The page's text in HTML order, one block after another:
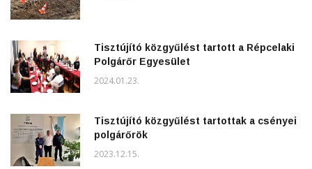
Tisztújító közgyűlést tartott a Répcelaki
Polgárőr Egyesület
2024.01.23.
Tisztújító közgyűlést tartottak a csényei
polgárőrök
2023.12.15.